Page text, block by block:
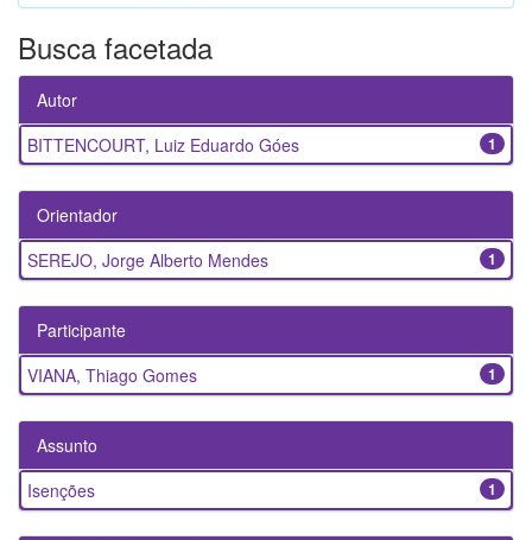
Busca facetada
Autor
1
BITTENCOURT, Luiz Eduardo Góes
Orientador
1
SEREJO, Jorge Alberto Mendes
Participante
1
VIANA, Thiago Gomes
Assunto
1
Isenções